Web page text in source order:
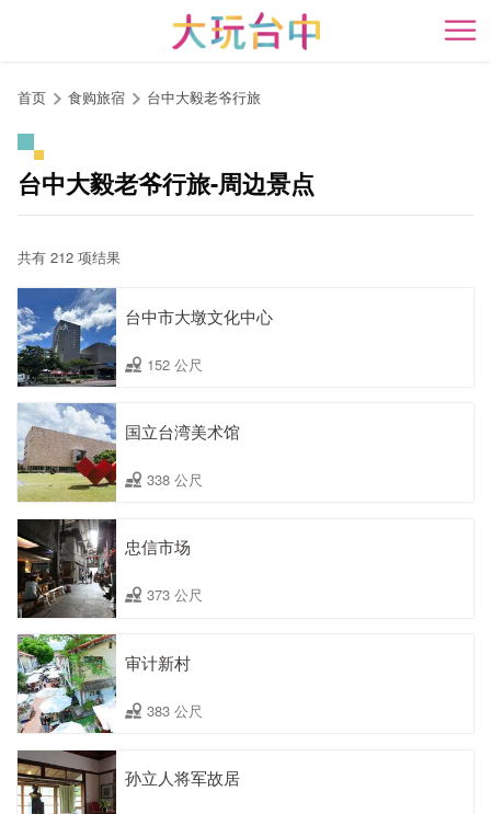
开
首页 食购旅宿 台中大毅老爷行旅
台中大毅老爷行旅-周边景点
共有 212 项结果
台中市大墩文化中心
152 公尺
国立台湾美术馆
338 公尺
忠信市场
373 公尺
审计新村
383 公尺
孙立人将军故居